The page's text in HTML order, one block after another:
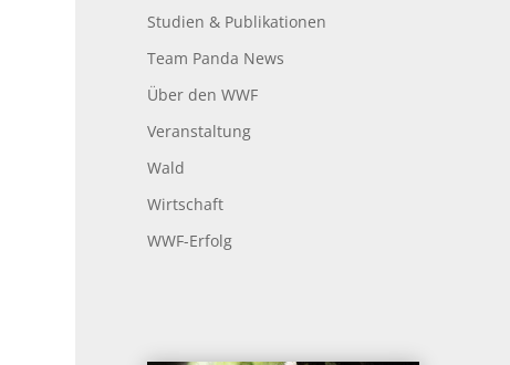
Studien & Publikationen
Team Panda News
Über den WWF
Veranstaltung
Wald
Wirtschaft
WWF-Erfolg